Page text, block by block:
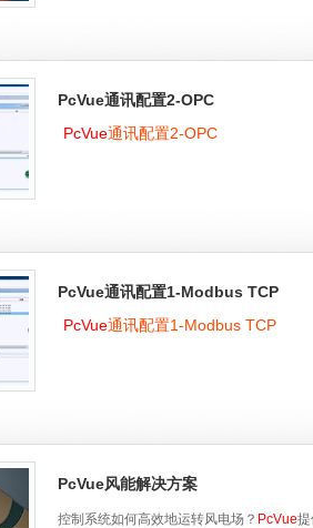
PcVue通讯配置2-OPC
PcVue通讯配置2-OPC
PcVue通讯配置1-Modbus TCP
PcVue通讯配置1-Modbus TCP
PcVue风能解决方案
控制系统如何高效地运转风电场？ PcVue